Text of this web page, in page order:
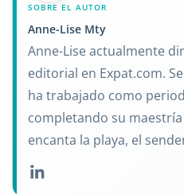
SOBRE EL AUTOR
Anne-Lise Mty
Anne-Lise actualmente
editorial en Expat.com.
ha trabajado como
completando su
encanta la playa, el